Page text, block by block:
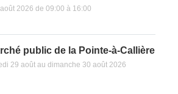
2026 de 09:00 à 16:00
public de la Pointe-à-Callière
29 août au dimanche 30 août 2026